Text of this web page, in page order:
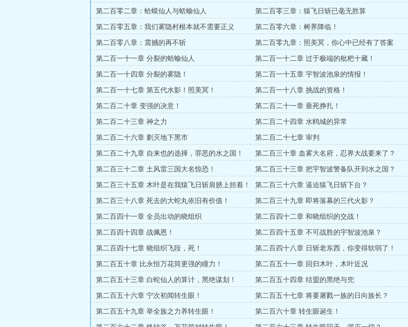
第二百零二章：蛤蟆仙人与蛞蝓仙人 第二百零三章：猿飞日斩已毫无胜算
第二百零五章：我们雾隐村根本就不需要正义 第二百零六章：树界降临！
第二百零八章：震撼的再不斩 第二百零九章：照美冥，你心中已经有了答案
第二百一十一章 分裂的蛞蝓仙人 第二百一十二章 过于极端的枇杷十藏！
第二百一十四章 分裂的雾隐！ 第二百一十五章 宇智波池泉的情报！
第二百一十七章 第五代水影！照美冥！ 第二百一十八章 挑战的资格！
第二百二十章 变强的决意！ 第二百二十一章 垂死挣扎！
第二百二十三章 神之力 第二百二十四章 水鸥城的异常
第二百二十六章 剿灭地下黑市 第二百二十七章 审判
第二百二十九章 自来也的选择，罪恶的水之国！ 第二百三十章 血雾大名府，忍界大战要来了？
第二百三十二章 土风雷三国大名惊恐！ 第二百三十三章 把宇智波警备队开到水之国？
第二百三十五章 木叶是在我猿飞日斩肩膀上担着！ 第二百三十六章 逼迫猿飞日斩下台？
第二百三十八章 死去的大蛇丸依旧有价值！ 第二百三十九章 即将落幕的三代火影？
第二百四十一章 全员出动的晓组织 第二百四十二章 和晓组织的交战！
第二百四十四章 战佩恩！ 第二百四十五章 不可战胜的宇智波池泉？
第二百四十七章 晓组织飞段，死！ 第二百四十八章 日斩老东西，你变得软弱了！
第二百五十章 比永恒万花筒更强的瞳力！ 第二百五十一章 回归木叶，木叶近况
第二百五十三章 白蛇仙人的算计，黑绝谋划！ 第二百五十四章 结盟的黑绝与兜
第二百五十六章 宁次初闻转生眼！ 第二百五十七章 将要屠戮一族的日向族长？
第二百五十九章 举全族之力养转生眼！ 第二百六十章 转生眼诞生！